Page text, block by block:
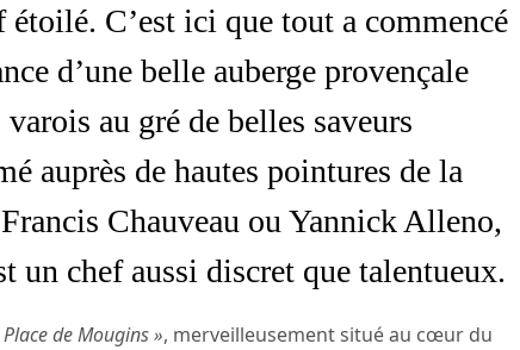
étoilé. C’est ici que tout a commencé
d’une belle auberge provençale
au gré de belles saveurs
auprès de hautes pointures de la
Chauveau ou Yannick Alleno,
un chef aussi discret que talentueux.
de Mougins », merveilleusement situé au cœur du